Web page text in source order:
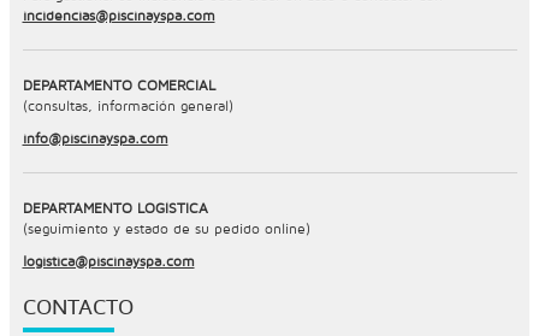
incidencias@piscinayspa.com
DEPARTAMENTO COMERCIAL
(consultas, información general)
info@piscinayspa.com
DEPARTAMENTO LOGÍSTICA
(seguimiento y estado de su pedido online)
logistica@piscinayspa.com
CONTACTO